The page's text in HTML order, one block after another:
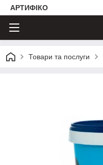
АРТИФІКО
Товари та послуги